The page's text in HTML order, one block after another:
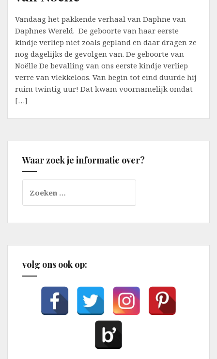
Vandaag het pakkende verhaal van Daphne van
Daphnes Wereld. De geboorte van haar eerste
kindje verliep niet zoals gepland en daar dragen ze
nog dagelijks de gevolgen van. De geboorte van
Noëlle De bevalling van ons eerste kindje verliep
verre van vlekkeloos. Van begin tot eind duurde hij
ruim twintig uur! Dat kwam voornamelijk omdat
[…]
Waar zoek je informatie over?
naar:
volg ons ook op: